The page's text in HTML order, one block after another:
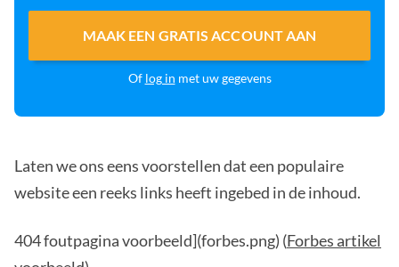
MAAK EEN GRATIS ACCOUNT AAN
Of log in met uw gegevens
Laten we ons eens voorstellen dat een populaire
website een reeks links heeft ingebed in de inhoud.
404 foutpagina voorbeeld](forbes.png) (Forbes artikel